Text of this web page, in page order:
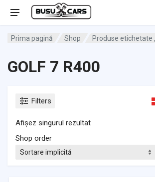
Prima pagină Shop Produse etichetate
GOLF 7 R400
Filters
Afișez singurul rezultat
Shop order